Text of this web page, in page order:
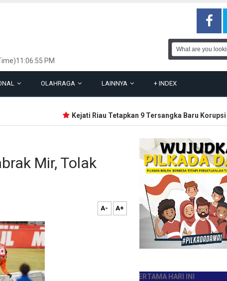
PM
OLAHRAGA LAINNYA + INDEX
Kejati Riau Tetapkan 9 Tersangka Baru Korupsi
Mir, Tolak
A- A+
JADILAH PEMBACA PERTAMA HARI INI